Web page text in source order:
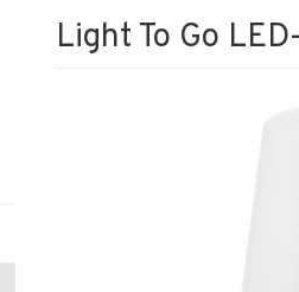
Light To Go